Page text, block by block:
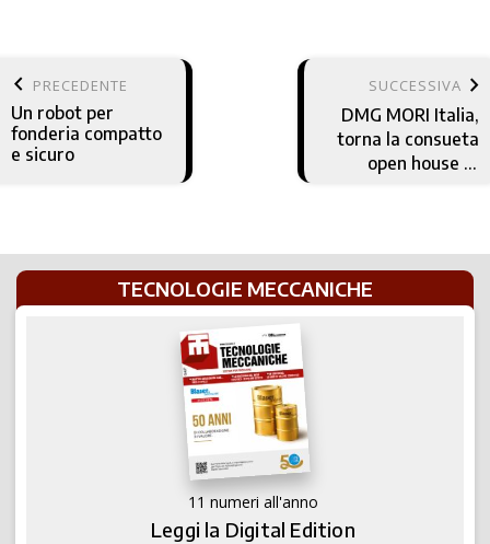
keyboard_arrow_left PRECEDENTE
Un robot per
fonderia compatto
e sicuro
SUCCESSIVA keyboard_arrow_right
DMG MORI Italia,
torna la consueta
open house di
TECNOLOGIE MECCANICHE
11 numeri all'anno
Leggi la Digital Edition